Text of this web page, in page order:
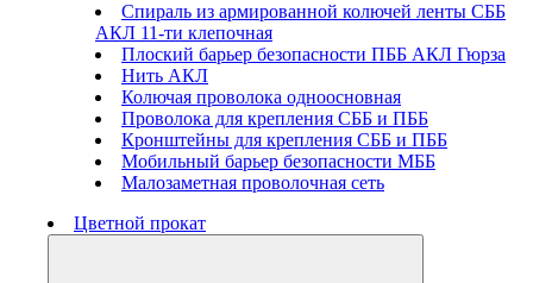
Спираль из армированной колючей ленты СББ
АКЛ 11-ти клепочная
Плоский барьер безопасности ПББ АКЛ Гюрза
Нить АКЛ
Колючая проволока одноосновная
Проволока для крепления СББ и ПББ
Кронштейны для крепления СББ и ПББ
Мобильный барьер безопасности МББ
Малозаметная проволочная сеть
Цветной прокат